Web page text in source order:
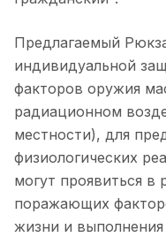
Предлагаемый
индивидуальной
факторов оружия
радиационном
местности), для
физиологических
могут проявиться в
поражающих
жизни и